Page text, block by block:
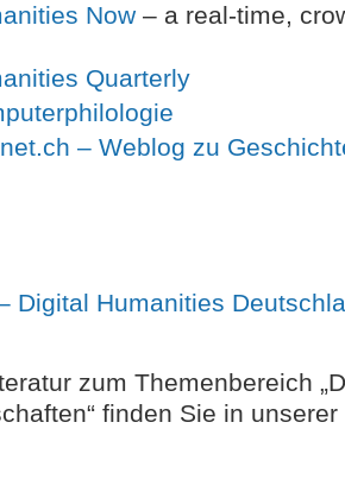
Now – a real-time,
Quarterly
– Weblog zu
Digital Humanities
zum Themenbereich
finden Sie in unserer